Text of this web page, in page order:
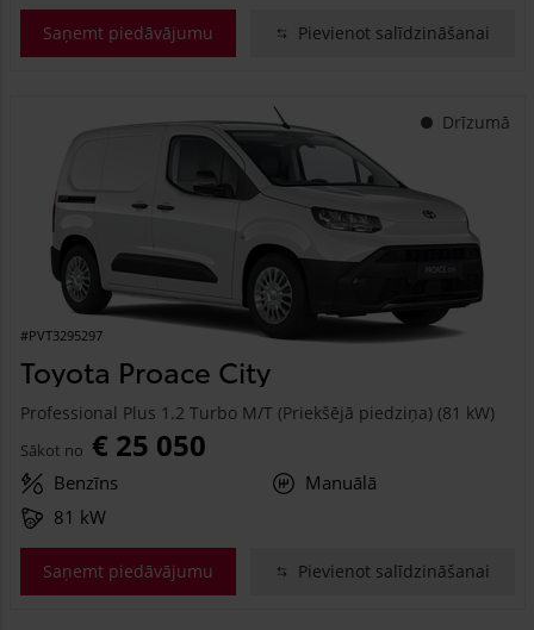
Saņemt piedāvājumu Pievienot salīdzināšanai
Drīzumā
#PVT3295297
Toyota Proace City
Professional Plus 1.2 Turbo M/T (Priekšējā piedziņa) (81 kW)
Sākot no € 25 050
Benzīns
Manuālā
81 kW
Saņemt piedāvājumu Pievienot salīdzināšanai